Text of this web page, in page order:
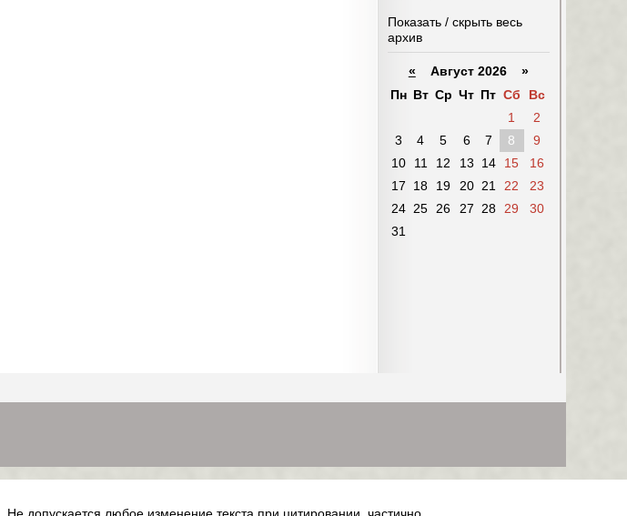
Показать / скрыть весь
архив
« Август 2026 »
Пн
Вт Ср Чт Пт Сб
Вс
1
2
3
4 5 6 7 8
9
10
11 12 13 14 15
16
17
18 19 20 21 22
23
24 25 26 27 28 29
30
31